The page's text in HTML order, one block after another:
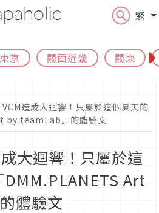
繁
東京 關西近畿 關東
造成大迴響！只屬於這個夏天的
by teamLab」的體驗文
大迴響！只屬於這
Art
體驗文